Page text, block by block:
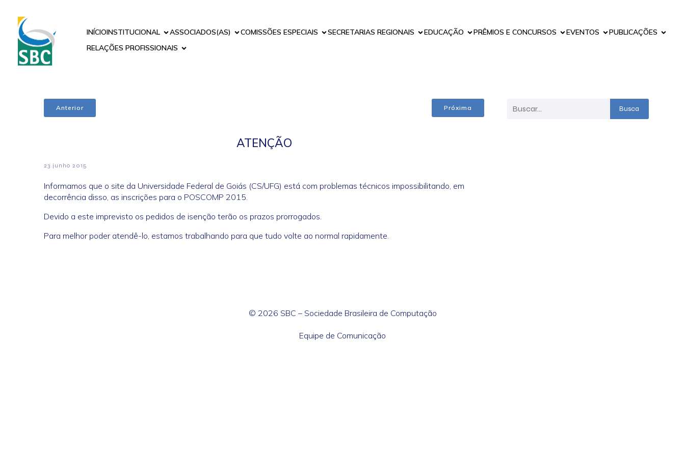
INÍCIOINSTITUCIONAL ASSOCIADOS(AS) COMISSÕES ESPECIAIS SECRETARIAS REGIONAIS EDUCAÇÃO PRÊMIOS E CONCURSOS EVENTOS
PUBLICAÇÕES
RELAÇÕES PROFISSIONAIS
Anterior Próxima
ATENÇÃO
23 junho 2015
Informamos que o site da Universidade Federal de Goiás (CS/UFG) está com problemas técnicos impossibilitando, em
decorrência disso, as inscrições para o POSCOMP 2015.
Devido a este imprevisto os pedidos de isenção terão os prazos prorrogados.
Para melhor poder atendê-lo, estamos trabalhando para que tudo volte ao normal rapidamente.
Busca
© 2026 SBC – Sociedade Brasileira de Computação
Equipe de Comunicação